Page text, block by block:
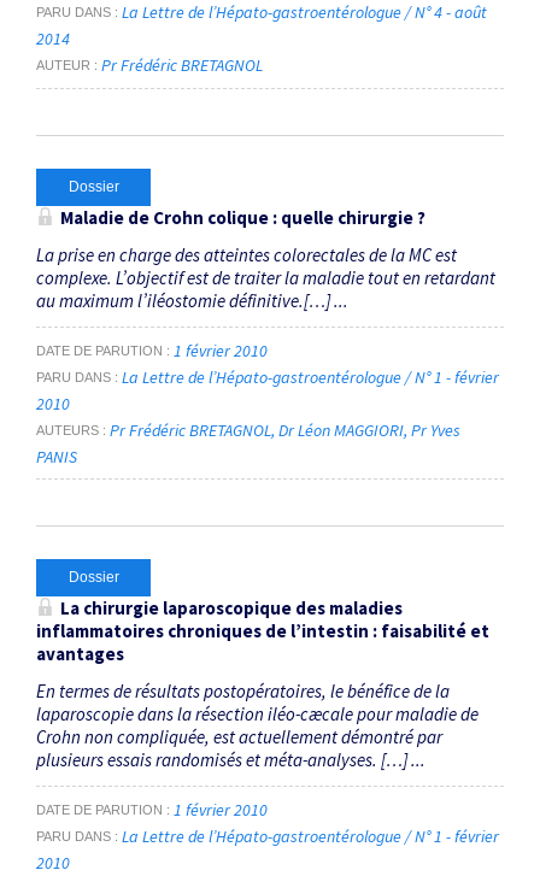
PARU DANS
La Lettre de l’Hépato-gastroentérologue / N° 4 - août
2014
AUTEUR Pr Frédéric BRETAGNOL
Dossier
Maladie de Crohn colique : quelle chirurgie ?
La prise en charge des atteintes colorectales de la MC est
complexe. L’objectif est de traiter la maladie tout en retardant
au maximum l’iléostomie définitive.[…] ...
DATE DE PARUTION 1 février 2010
PARU DANS
La Lettre de l’Hépato-gastroentérologue / N° 1 - février
2010
AUTEURS Pr Frédéric BRETAGNOL Dr Léon MAGGIORI Pr Yves
PANIS
Dossier
La chirurgie laparoscopique des maladies
inflammatoires chroniques de l’intestin : faisabilité et
avantages
En termes de résultats postopératoires, le bénéfice de la
laparoscopie dans la résection iléo-cæcale pour maladie de
Crohn non compliquée, est actuellement démontré par
plusieurs essais randomisés et méta-analyses. […] ...
DATE DE PARUTION 1 février 2010
PARU DANS
La Lettre de l’Hépato-gastroentérologue / N° 1 - février
2010